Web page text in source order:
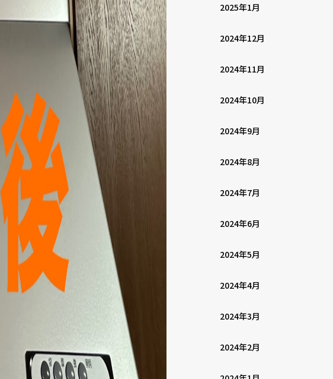
2025年1月
2024年12月
2024年11月
2024年10月
2024年9月
2024年8月
2024年7月
2024年6月
2024年5月
2024年4月
2024年3月
2024年2月